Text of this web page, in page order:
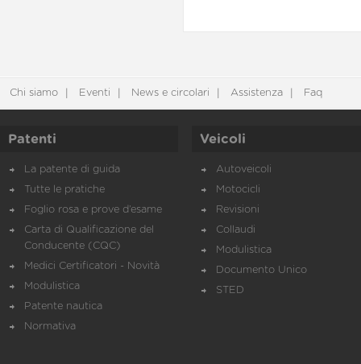
Chi siamo Eventi News e circolari Assistenza Faq
Patenti
La patente di guida
Tutte le pratiche
Foglio rosa e prove d’esame
Carta di Qualificazione del
Conducente (CQC)
Medici Certificatori - Novità
Modulistica
Patente nautica
Normativa
Veicoli
Autoveicoli
Motocicli
Revisioni
Collaudi
Modulistica
Documento Unico
STED